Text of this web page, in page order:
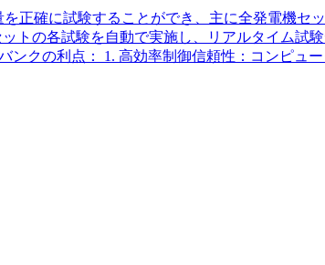
正確に試験することができ、主に全発電機セ
トの各試験を自動で実施し、リアルタイム試
クの利点： 1. 高効率制御信頼性：コンピュ